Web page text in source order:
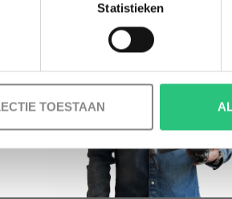
Statistieken
TOESTAAN